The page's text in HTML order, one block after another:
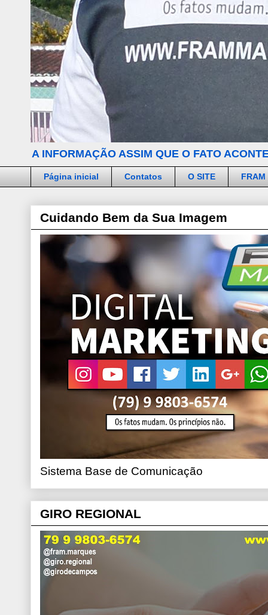
A INFORMAÇÃO ASSIM QUE O FATO
Página inicial Contatos O SITE FRAM
Cuidando Bem da Sua Imagem
Sistema Base de Comunicação
GIRO REGIONAL